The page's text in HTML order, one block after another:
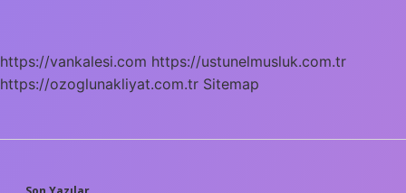
https://vankalesi.com https://ustunelmusluk.com.tr
https://ozoglunakliyat.com.tr Sitemap